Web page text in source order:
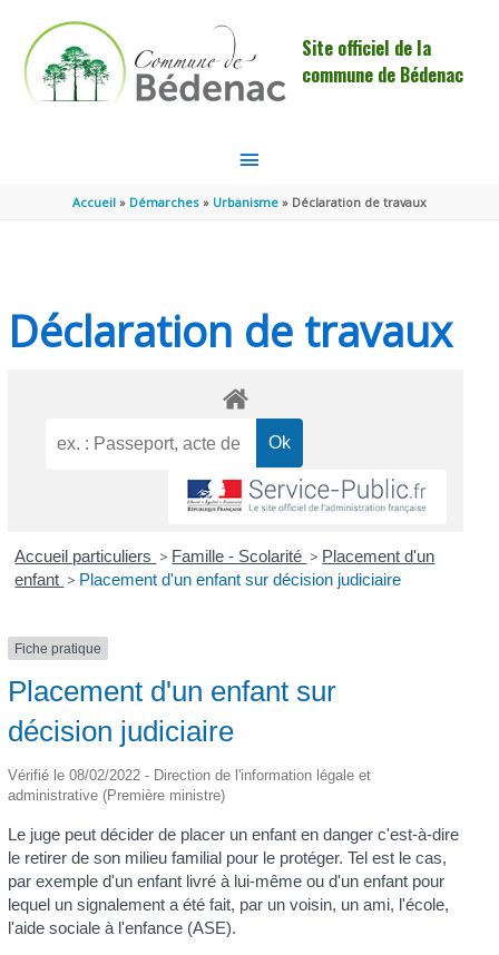
Site officiel de la
commune de Bédenac
MENU
PRINCIPAL
Accueil Démarches Urbanisme Déclaration de travaux
Déclaration de travaux
Accueil particuliers > Famille - Scolarité > Placement d'un
enfant > Placement d'un enfant sur décision judiciaire
Fiche pratique
Placement d'un enfant sur
décision judiciaire
Vérifié le 08/02/2022 - Direction de l'information légale et
administrative (Première ministre)
Le juge peut décider de placer un enfant en danger c'est-à-dire
le retirer de son milieu familial pour le protéger. Tel est le cas,
par exemple d'un enfant livré à lui-même ou d'un enfant pour
lequel un signalement a été fait, par un voisin, un ami, l'école,
l'aide sociale à l'enfance (ASE).